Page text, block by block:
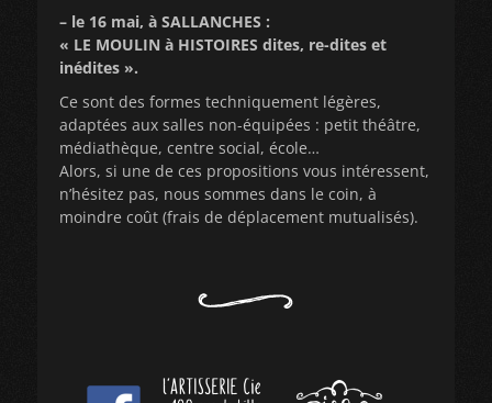
– le 16 mai, à SALLANCHES :
« LE MOULIN à HISTOIRES dites, re-dites et
inédites ».
Ce sont des formes techniquement légères,
adaptées aux salles non-équipées : petit théâtre,
médiathèque, centre social, école…
Alors, si une de ces propositions vous intéressent,
n’hésitez pas, nous sommes dans le coin, à
moindre coût (frais de déplacement mutualisés).